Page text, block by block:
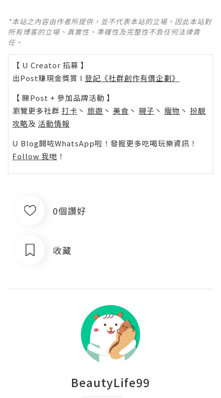
*本站之內容由作者所提供，並不代表本站的立場。因此本站對
所有博客的立場、真實性、準確性及完整性不負任何法律責
任。
【 U Creator 招募 】
出Post賺現金獎賞 l 登記《社群創作有價企劃》
【 睇Post + 參加品牌活動 】
瀏覽更多社群 打卡 丶 旅遊 丶 美食 丶 親子 丶 寵物 丶 扮靚
攻略及 活動情報
U Blog開咗WhatsApp啦！發掘更多吃喝玩樂資訊！
Follow 我哋 ！
0個讚好
收藏
BeautyLife99